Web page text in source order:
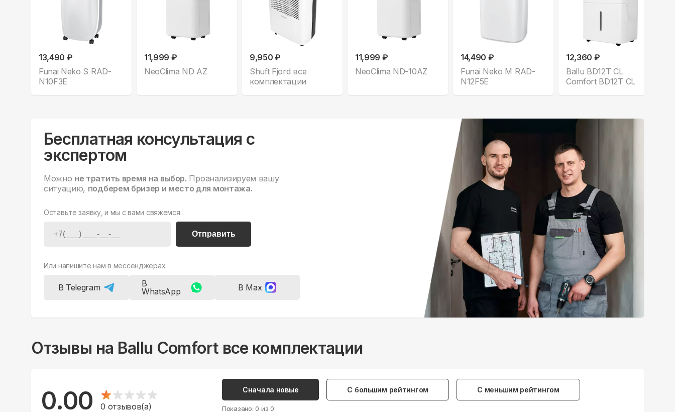
13,490 ₽
Funai Neko S RAD-
N10F3E
11,999 ₽
NeoClima ND AZ
9,950 ₽
Shuft Fjord все
комплектации
11,999 ₽
NeoClima ND-10AZ
14,490 ₽
Funai Neko M RAD-
N12F5E
12,360 ₽
Ballu BD12T CL
Comfort BD12T CL
Бесплатная консультация с
экспертом
Можно не тратить время на выбор. Проанализируем вашу
ситуацию, подберем бризер и место для монтажа.
Оставьте заявку, и мы с вами свяжемся.
Отправить
Или напишите нам в мессенджерах:
В Telegram
В
WhatsApp
В Max
Отзывы на Ballu Comfort все комплектации
0.00 0 отзывов(а)
Сначала новые С большим рейтингом С меньшим рейтингом
Показано: 0 из 0